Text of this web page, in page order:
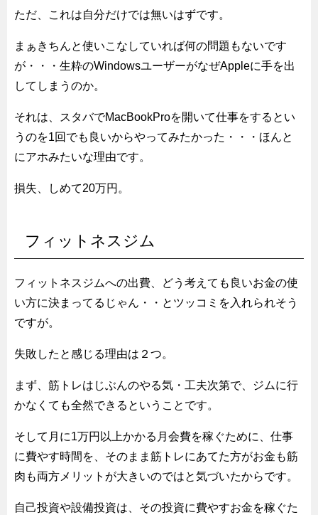
ただ、これは自分だけでは無いはずです。
まぁきちんと使いこなしていれば何の問題もないです
が・・・生粋のWindowsユーザーがなぜAppleに手を出
してしまうのか。
それは、スタバでMacBookProを開いて仕事をするとい
うのを1回でも良いからやってみたかった・・・ほんと
にアホみたいな理由です。
損失、しめて20万円。
フィットネスジム
フィットネスジムへの出費、どう考えても良いお金の使
い方に決まってるじゃん・・とツッコミを入れられそう
ですが。
失敗したと感じる理由は２つ。
まず、筋トレはじぶんのやる気・工夫次第で、ジムに行
かなくても全然できるということです。
そして月に1万円以上かかる月会費を稼ぐために、仕事
に費やす時間を、そのまま筋トレにあてた方がお金も筋
肉も両方メリットが大きいのではと気づいたからです。
自己投資や設備投資は、その投資に費やすお金を稼ぐた